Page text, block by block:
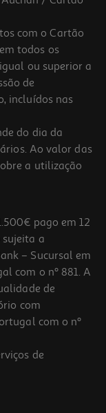
com o Cartão
todos os
ou superior a
de
incluídos nas
do dia da
Ao valor das
a utilização
pago em 12
sujeita a
– Sucursal em
com o nº 881. A
de
com
com o nº
de